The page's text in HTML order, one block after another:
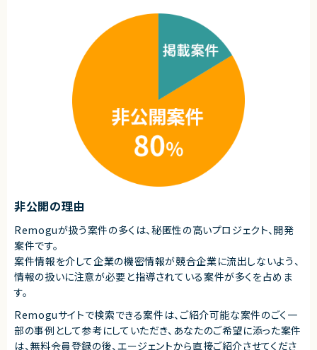
◎大規模DX推進の中核として、技術だけでなくビジネスインパクト創出に貢
◎チームマネジメント・技術リードの両方を経験でき、キャリアアップに最適
◎機械学習・最適化・生成AIなど幅広い先端領域に関与可能な環境です！
・外資、または英語環境での作業経験
・Vertex AI経験2年以上
・TensorFlow/PyTorch
・クラウドデリバリー経験
・Businesslevelの英語力
・AI/ML領域において主体的に推進できる方
・クラウド案件でリード経験がある方
契約形態
業務委託(準委任契約)
契約元
株式会社LASSIC
エージェントから
◎AI/MLの最先端技術（Vertex AI・MLOps）に深く関われる環境です！
◎クラウドデリバリーリードとして上流から携われるため、キャリアアップに
非公開の理由
Remoguが扱う案件の多くは、秘匿性の高いプロジェクト、開発
案件です。
案件情報を介して企業の機密情報が競合企業に流出しないよう、
情報の扱いに注意が必要と指導されている案件が多くを占めま
す。
Remoguサイトで検索できる案件は、ご紹介可能な案件のごく一
部の事例として参考にしていただき、 あなたのご希望に添った案件
は、無料会員登録の後、エージェントから直接ご紹介させてくださ